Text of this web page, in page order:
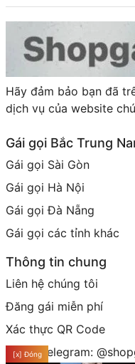
Hãy đảm bảo bạn đã
dịch vụ của website
Gái gọi Bắc Trung
Gái gọi Sài Gòn
Gái gọi Hà Nội
Gái gọi Đà Nẵng
Gái gọi các tỉnh khác
Thông tin chung
Liên hệ chúng tôi
Đăng gái miễn phí
Xác thực QR Code
Group telegram:
[x] Đóng